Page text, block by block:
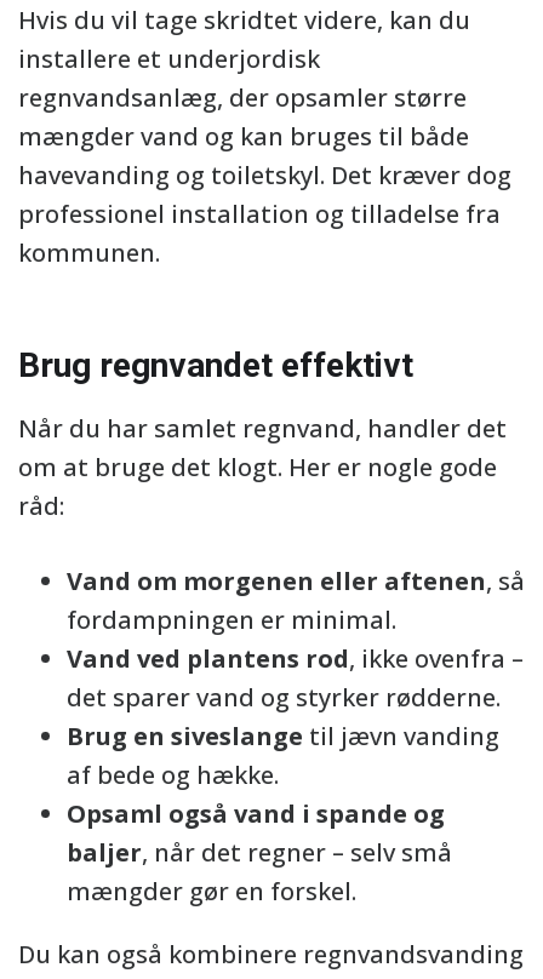
Hvis du vil tage skridtet videre, kan du
installere et underjordisk
regnvandsanlæg, der opsamler større
mængder vand og kan bruges til både
havevanding og toiletskyl. Det kræver dog
professionel installation og tilladelse fra
kommunen.
Brug regnvandet effektivt
Når du har samlet regnvand, handler det
om at bruge det klogt. Her er nogle gode
råd:
Vand om morgenen eller aftenen, så
fordampningen er minimal.
Vand ved plantens rod, ikke ovenfra –
det sparer vand og styrker rødderne.
Brug en siveslange til jævn vanding
af bede og hække.
Opsaml også vand i spande og
baljer, når det regner – selv små
mængder gør en forskel.
Du kan også kombinere regnvandsvanding